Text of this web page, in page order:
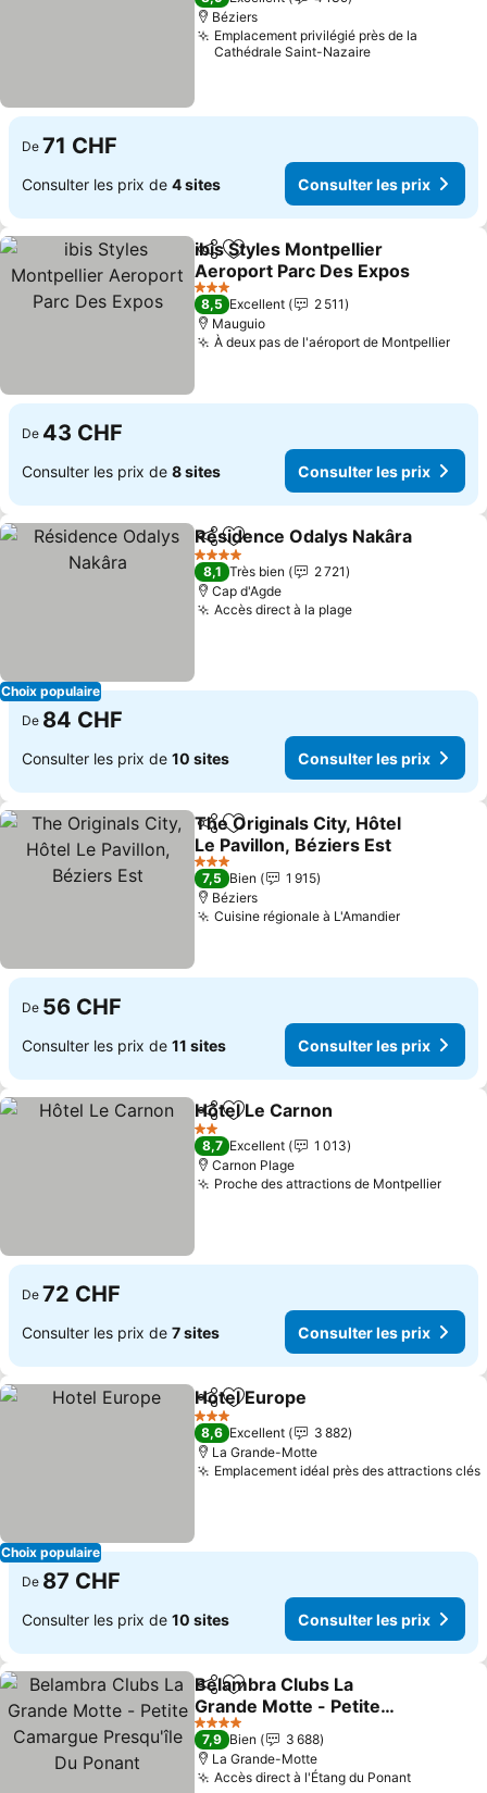
Béziers
Emplacement privilégié près de la
Cathédrale Saint-Nazaire
De 71 CHF
Consulter les prix de 4 sites Consulter les prix
PartagerAjouter à mes favoris
ibis Styles Montpellier
Aeroport Parc Des Expos
Consulter les prix
3 Étoiles
8,5 Excellent
2 511
Mauguio
À deux pas de l'aéroport de Montpellier
De 43 CHF
Consulter les prix de 8 sites Consulter les prix
Choix populaire
PartagerAjouter à mes favoris
Résidence Odalys Nakâra
4 Étoiles
8,1 Très bien
2 721
Cap d'Agde
Accès direct à la plageConsulter les
De 84 CHF
Consulter les prix de 10 sites Consulter les prix
PartagerAjouter à mes favoris
The Originals City, Hôtel
Le Pavillon, Béziers Est
Consulter les prix
3 Étoiles
7,5 Bien
1 915
Béziers
Cuisine régionale à L'AmandierConsulter
De 56 CHF
Consulter les prix de 11 sites Consulter les prix
PartagerAjouter à mes favoris
Hôtel Le Carnon
2 Étoiles
8,7 Excellent
1 013
Carnon Plage
Proche des attractions de Montpellier
De 72 CHF
Consulter les prix de 7 sites Consulter les prix
Choix populaire
PartagerAjouter à mes favoris
Hotel Europe
3 Étoiles
8,6 Excellent
3 882
La Grande-Motte
Emplacement idéal près des attractions clés
De 87 CHF
Consulter les prix de 10 sites Consulter les prix
PartagerAjouter à mes favoris
Belambra Clubs La
Grande Motte - Petite
Camargue Presqu'île Du
Ponant
Consulter les prix
4 Étoiles
7,9 Bien
3 688
La Grande-Motte
Accès direct à l'Étang du Ponant